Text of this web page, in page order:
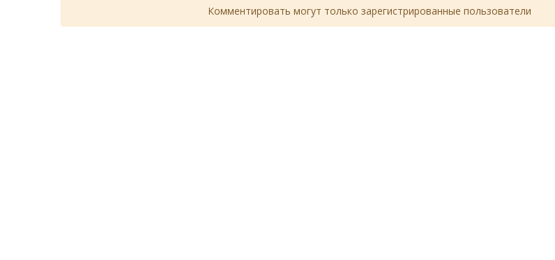
Комментировать могут только зарегистрированные пользователи